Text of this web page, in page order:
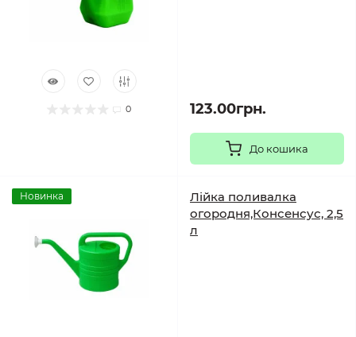
0 123.00грн.
До кошика
Новинка
Лійка поливалка
огородня,Консенсус, 2,5
л